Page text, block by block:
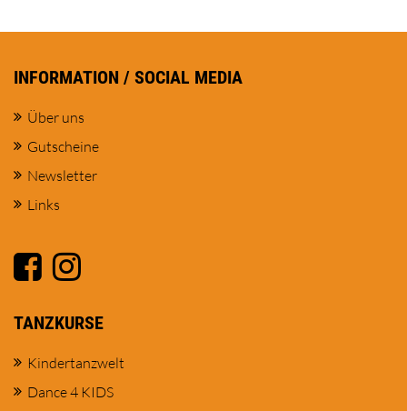
INFORMATION / SOCIAL MEDIA
Über uns
Gutscheine
Newsletter
Links
TANZKURSE
Kindertanzwelt
Dance 4 KIDS